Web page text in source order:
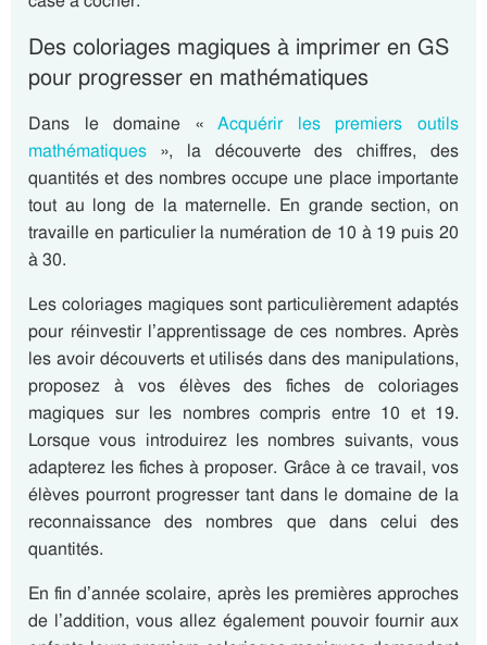
Des coloriages magiques à imprimer en GS
pour progresser en mathématiques
Dans le domaine «Acquérir les premiers outils
mathématiques », la découverte des chiffres, des
quantités et des nombres occupe une place importante
tout au long de la maternelle. En grande section, on
travaille en particulier la numération de 10 à 19 puis 20
à 30.
Les coloriages magiques sont particulièrement adaptés
pour réinvestir l’apprentissage de ces nombres. Après
les avoir découverts et utilisés dans des manipulations,
proposez à vos élèves des fiches de coloriages
magiques sur les nombres compris entre 10 et 19.
Lorsque vous introduirez les nombres suivants, vous
adapterez les fiches à proposer. Grâce à ce travail, vos
élèves pourront progresser tant dans le domaine de la
reconnaissance des nombres que dans celui des
quantités.
En fin d’année scolaire, après les premières approches
de l’addition, vous allez également pouvoir fournir aux